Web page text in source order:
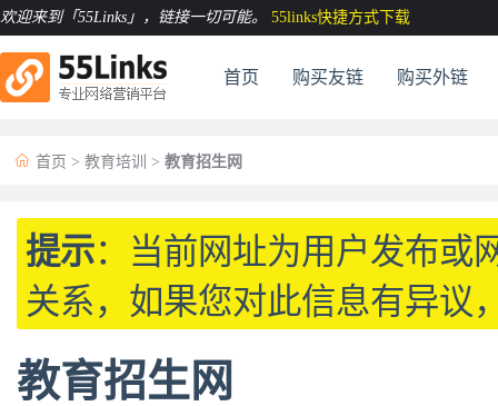
欢迎来到「55Links」 ，链接一切可能。 55links快捷方式下载
首页 购买友链 购买外链
 首页 > 教育培训 > 教育招生网
提示：当前网址为用户发布或
关系，如果您对此信息有异议
教育招生网